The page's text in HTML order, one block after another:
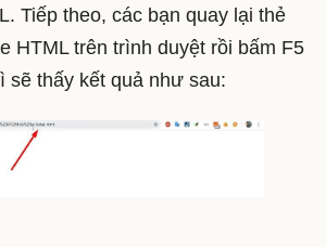
Tiếp theo, các bạn quay lại thẻ
HTML trên trình duyệt rồi bấm F5
sẽ thấy kết quả như sau: